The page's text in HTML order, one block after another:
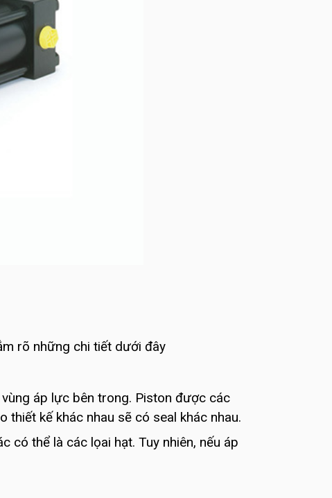
rõ những chi tiết dưới đây
áp lực bên trong. Piston được các
thiết kế khác nhau sẽ có seal khác nhau.
có thể là các lọai hạt. Tuy nhiên, nếu áp